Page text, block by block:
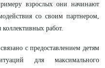
взрослых они начинают
со своим партнером,
работ.
с предоставлением детям
для максимального